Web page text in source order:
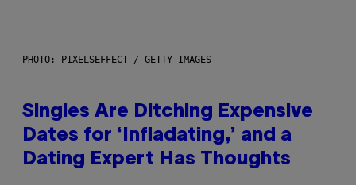
PHOTO: PIXELSEFFECT / GETTY IMAGES
Singles Are Ditching Expensive
Dates for ‘Infladating,’ and a
Dating Expert Has Thoughts